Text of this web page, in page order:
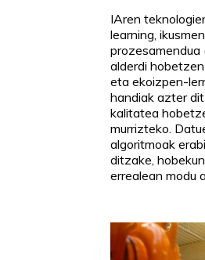
IAren
learning,
alderdi
eta ekoizpen-
handiak azter
kalitatea
murrizteko.
algoritmoak
ditzake,
errealean modu